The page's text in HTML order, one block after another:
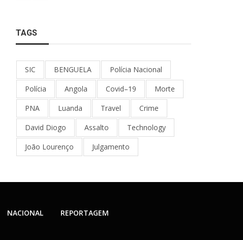
TAGS
SIC BENGUELA
Polícia Nacional
Polícia
Angola Covid–19
Morte
PNA
Luanda Travel
Crime
David Diogo
Assalto
Technology
João Lourenço
Julgamento
NACIONAL REPORTAGEM